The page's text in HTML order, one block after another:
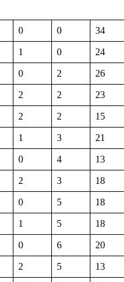
0 0 34
1 0 24
0 2 26
2 2 23
2 2 15
1 3 21
0 4 13
2 3 18
0 5 18
1 5 18
0 6 20
2 5 13